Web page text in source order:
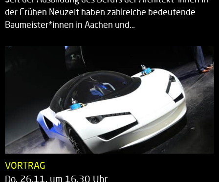
der Frühen Neuzeit haben zahlreiche bedeutende
Baumeister*innen in Aachen und…
VORTRAG
Do. 26.11. um 16.30 Uhr